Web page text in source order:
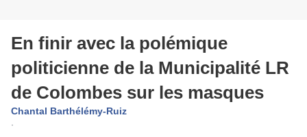
En finir avec la polémique
politicienne de la Municipalité LR
de Colombes sur les masques
Chantal Barthélémy-Ruiz
·